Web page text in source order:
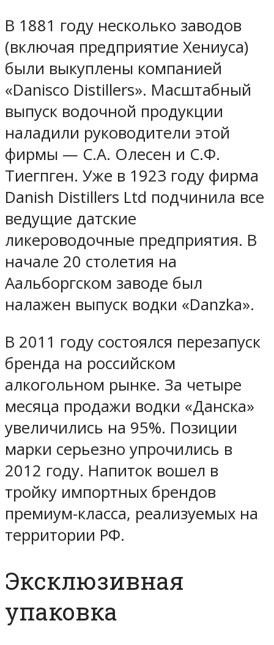
В 1881 году несколько заводов
(включая предприятие Хениуса)
были выкуплены компанией
«Danisco Distillers». Масштабный
выпуск водочной продукции
наладили руководители этой
фирмы — С.А. Олесен и С.Ф.
Тиегпген. Уже в 1923 году фирма
Danish Distillers Ltd подчинила все
ведущие датские
ликероводочные предприятия. В
начале 20 столетия на
Аальборгском заводе был
налажен выпуск водки «Danzka».
В 2011 году состоялся перезапуск
бренда на российском
алкогольном рынке. За четыре
месяца продажи водки «Данска»
увеличились на 95%. Позиции
марки серьезно упрочились в
2012 году. Напиток вошел в
тройку импортных брендов
премиум-класса, реализуемых на
территории РФ.
Эксклюзивная
упаковка